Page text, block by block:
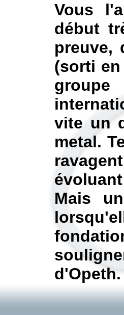
Vous
début
preuve,
(sorti
vite un
metal.
Mais
d'Opeth.